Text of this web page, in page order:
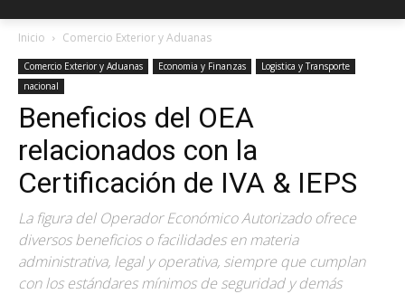
Inicio Comercio Exterior y Aduanas
Comercio Exterior y Aduanas Economia y Finanzas
Logistica y Transporte
nacional
Beneficios del OEA
relacionados con la
Certificación de IVA & IEPS
La figura del Operador Económico Autorizado ofrece
diversos beneficios o facilidades en materia
administrativa, legal y operativa, siempre que cumplan
con los estándares mínimos de seguridad y demás